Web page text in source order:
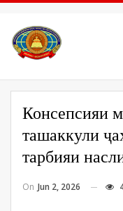
Консепсияи
ташаккули
тарбияи
On Jun 2, 2026